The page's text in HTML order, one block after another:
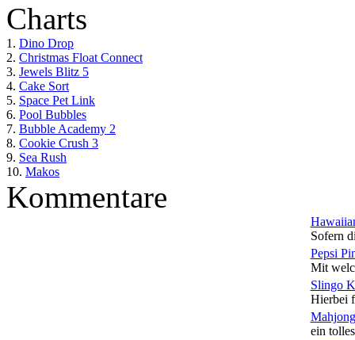
Charts
1. Dino Drop
2. Christmas Float Connect
3. Jewels Blitz 5
4. Cake Sort
5. Space Pet Link
6. Pool Bubbles
7. Bubble Academy 2
8. Cookie Crush 3
9. Sea Rush
10. Makos
Kommentare
Sofern
Pepsi
Mit
Slingo
Hierbei
ein